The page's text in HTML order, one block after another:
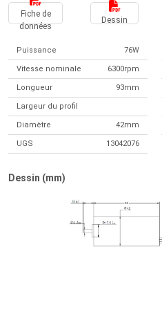
Fiche de
données
Dessin
Puissance 76W
Vitesse nominale 6300rpm
Longueur 93mm
Largeur du profil
Diamètre 42mm
UGS 13042076
Dessin (mm)